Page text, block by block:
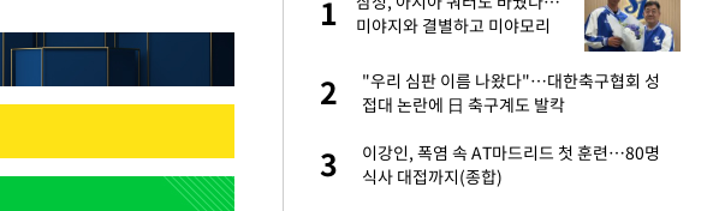
'서준맘' 박세미, 연하 남자친구와 열애 "결혼
생각도"
[속보]이 대통령, '호우피해' 안동·의성 관할
4개 면 특별재난지역 선포
1
미야지와 결별하고 미야모리
2
"우리 심판 이름 나왔다"…대한축구협회 성
접대 논란에 日 축구계도 발칵
3
이강인, 폭염 속 AT마드리드 첫 훈련…80명
식사 대접까지(종합)